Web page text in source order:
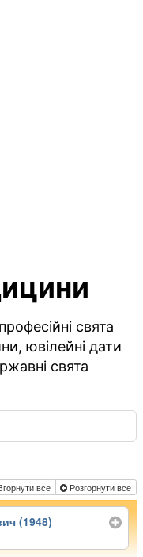
свята
ювілейні дати
свята
все Розгорнути все
(1948)